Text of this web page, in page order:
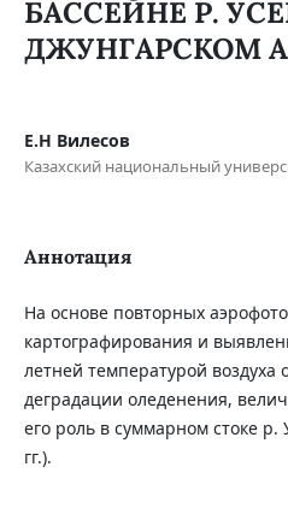
БАССЕЙНЕ Р.
ДЖУНГАРСКОМ
Е.Н Вилесов
Казахский национальный
Аннотация
На основе повторных
картографирования и
летней температурой
деградации оледенения,
его роль в суммарном стоке р.
гг.).